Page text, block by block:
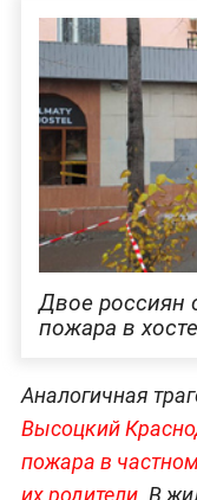
Двое россиян
пожара в
Аналогичная
Высоцкий
пожара в
их родители. В